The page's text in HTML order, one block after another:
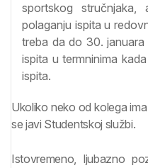
sportskog
polaganju ispita u
treba da do 30.
ispita u termninima
ispita.
Ukoliko neko od kolega
se javi Studentskoj službi.
Istovremeno, ljubazno